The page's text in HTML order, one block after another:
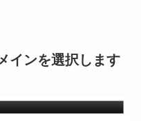
インを選択します